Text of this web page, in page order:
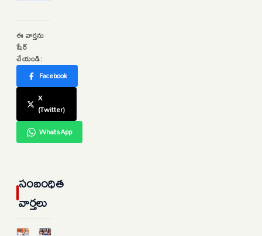
ఈ వార్తను
షేర్
చేయండి:
Facebook
X
(Twitter)
WhatsApp
సంబంధిత
వార్తలు